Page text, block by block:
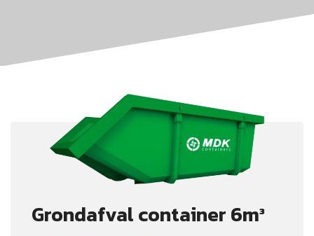
Grondafval container 6m³